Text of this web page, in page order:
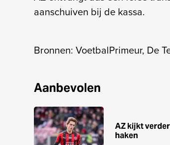
aanschuiven bij de kassa.
Bronnen: VoetbalPrimeur, De
Aanbevolen
AZ kijkt
haken